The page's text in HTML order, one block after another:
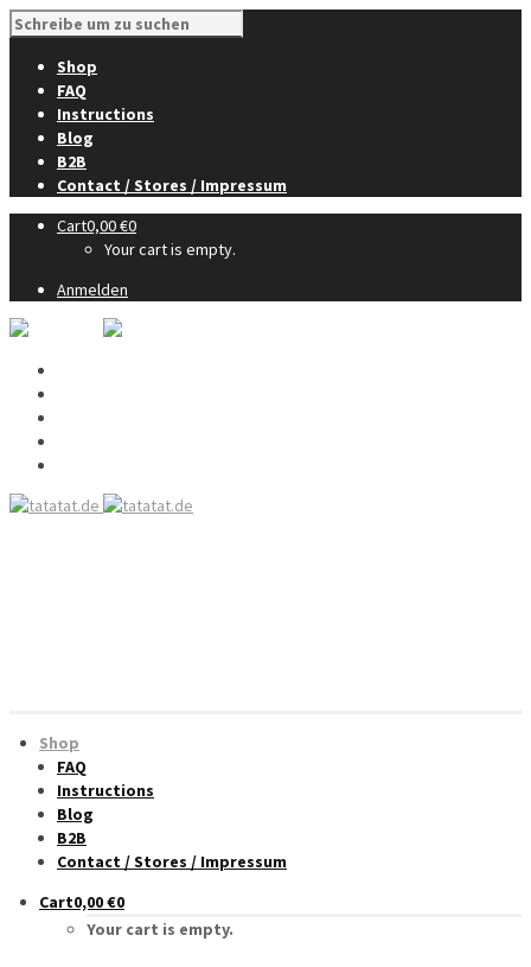
Shop
FAQ
Instructions
Blog
B2B
Contact / Stores / Impressum
Cart0,00€0
Your cart is empty.
Anmelden
Shop
FAQ
Instructions
Blog
B2B
Contact / Stores / Impressum
Cart0,00€0
Your cart is empty.